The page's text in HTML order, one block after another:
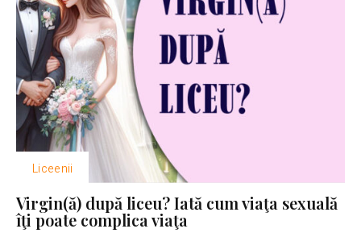
Liceenii
Virgin(ă) după liceu? Iată cum viaţa sexuală
îţi poate complica viaţa